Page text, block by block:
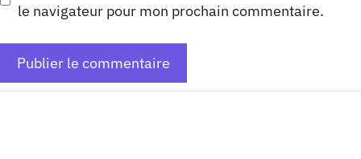
le navigateur pour mon prochain commentaire.